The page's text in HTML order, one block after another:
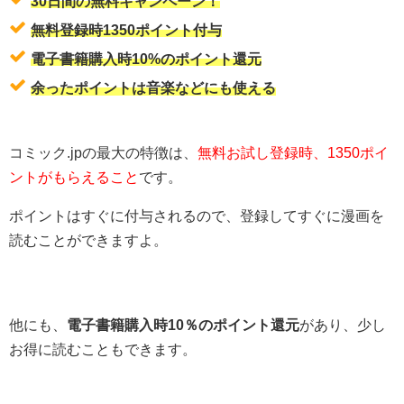
無料登録時1350ポイント付与
電子書籍購入時10%のポイント還元
余ったポイントは音楽などにも使える
コミック.jpの最大の特徴は、 無料お試し登録時、1350ポイ
ントがもらえること です。
ポイントはすぐに付与されるので、登録してすぐに漫画を
読むことができますよ。
他にも、 電子書籍購入時10％のポイント還元があり、少し
お得に読むこともできます。